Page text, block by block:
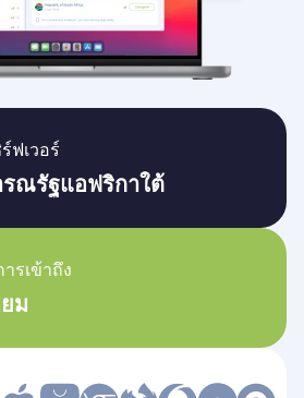
ฟเวอร์
รณรัฐแอฟริกาใต้
รเข้าถึง
ม